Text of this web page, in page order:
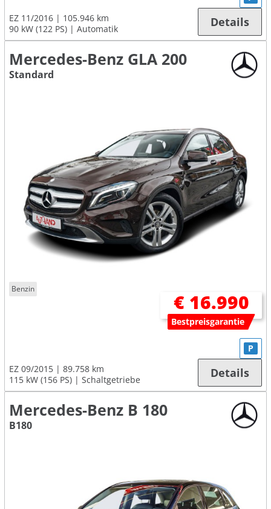
EZ 11/2016
105.946 km
90 kW (122 PS)
Automatik Details
Mercedes-Benz GLA 200
Standard
Benzin
€ 16.990
Bestpreisgarantie
EZ 09/2015
89.758 km
115 kW (156 PS)
Schaltgetriebe
P
Details
Mercedes-Benz B 180
B180